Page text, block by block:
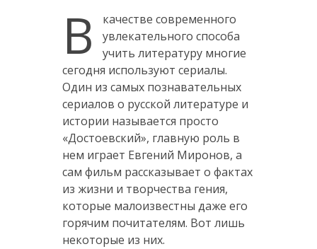
В
качестве современного
увлекательного способа
учить литературу многие
сегодня используют сериалы.
Один из самых познавательных
сериалов о русской литературе и
истории называется просто
«Достоевский», главную роль в
нем играет Евгений Миронов, а
сам фильм рассказывает о фактах
из жизни и творчества гения,
которые малоизвестны даже его
горячим почитателям. Вот лишь
некоторые из них.